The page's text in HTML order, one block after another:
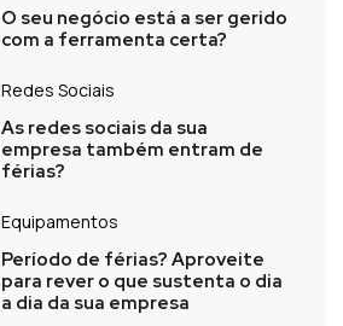
O seu negócio está a ser gerido
com a ferramenta certa?
Redes Sociais
As redes sociais da sua
empresa também entram de
férias?
Equipamentos
Período de férias? Aproveite
para rever o que sustenta o dia
a dia da sua empresa